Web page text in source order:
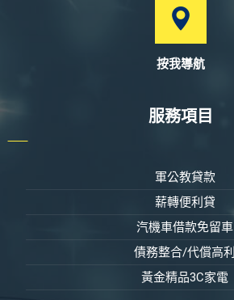
按我導航
服務項目
軍公教貸款
薪轉便利貸
汽機車借款免留車
債務整合/代償高利
黃金精品3C家電